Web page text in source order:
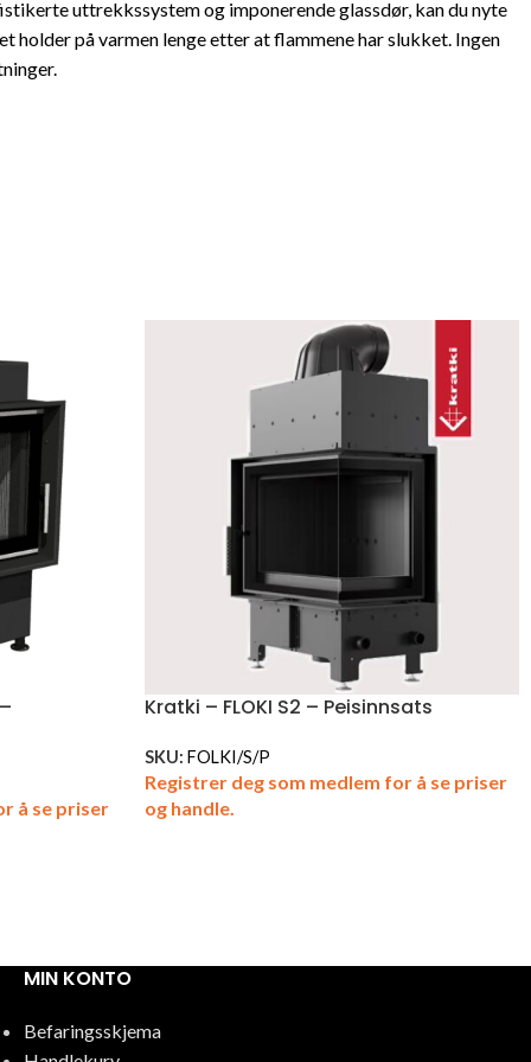
uttrekkssystem og imponerende glassdør, kan du nyte
på varmen lenge etter at flammene har slukket. Ingen
å se priser
Kratki – FLOKI S2 – Peisinnsats
SKU: FOLKI/S/P
Registrer deg som medlem for å se priser
og handle.
MIN KONTO
Befaringsskjema